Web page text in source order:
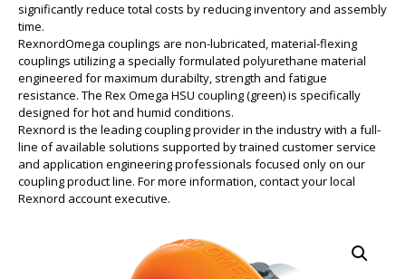
significantly reduce total costs by reducing inventory and assembly
time.
RexnordOmega couplings are non-lubricated, material-flexing
couplings utilizing a specially formulated polyurethane material
engineered for maximum durabilty, strength and fatigue
resistance. The Rex Omega HSU coupling (green) is specifically
designed for hot and humid conditions.
Rexnord is the leading coupling provider in the industry with a full-
line of available solutions supported by trained customer service
and application engineering professionals focused only on our
coupling product line. For more information, contact your local
Rexnord account executive.